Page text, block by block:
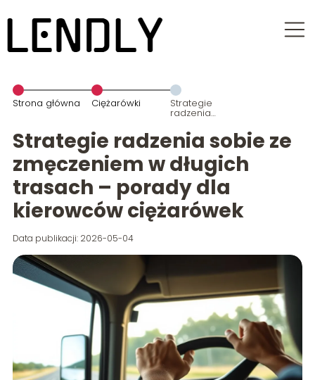
Strona główna Ciężarówki Strategie
radzenia
zmęczeniem
w długich
trasach –
porady dla
kierowców
ciężarówek
Strategie radzenia sobie ze
zmęczeniem w długich
trasach – porady dla
kierowców ciężarówek
Data publikacji: 2026-05-04